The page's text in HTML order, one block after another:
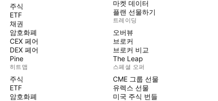
주식
ETF
채권
암호화폐
CEX 페어
DEX 페어
Pine
히트맵
주식
ETF
암호화폐
마켓 데이터
플랜 선물하기
트레이딩
오버뷰
브로커
브로커 비교
The Leap
스페셜 오퍼
CME 그룹 선물
유렉스 선물
미국 주식 번들